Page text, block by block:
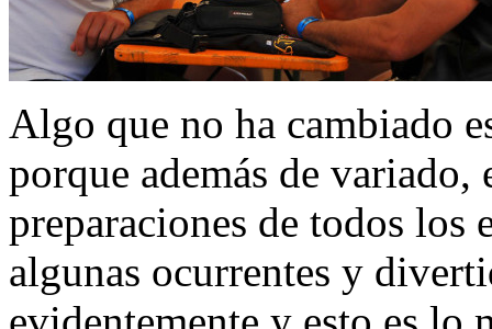
Algo que no ha cambiado
porque además de variado,
preparaciones de todos los
algunas ocurrentes y